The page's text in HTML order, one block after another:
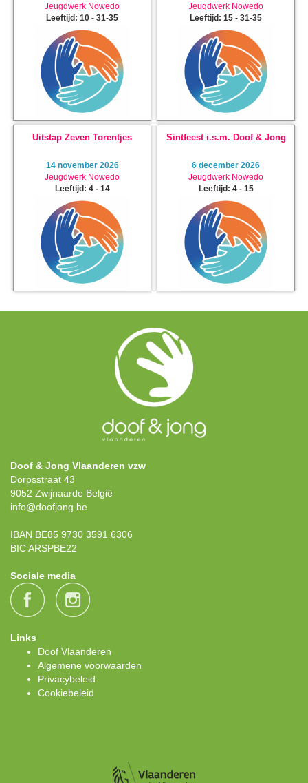
Jeugdwerk Nowedo
Leeftijd: 10 - 31-35
Jeugdwerk Nowedo
Leeftijd: 15 - 31-35
Uitstap Zeven Torentjes
14 november 2026
Jeugdwerk Nowedo
Leeftijd: 4 - 14
Sintfeest i.s.m. Doof & Jong
6 december 2026
Jeugdwerk Nowedo
Leeftijd: 4 - 15
Doof & Jong Vlaanderen vzw
Dorpsstraat 43
9052 Zwijnaarde België
info@doofjong.be
IBAN BE85 9730 3591 6306
BIC ARSPBE22
Sociale media
Links
Doof Vlaanderen
Algemene voorwaarden
Privacybeleid
Cookiebeleid